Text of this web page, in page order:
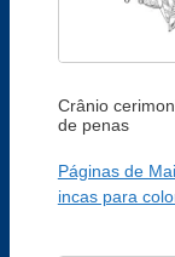
Crânio
de penas
Páginas de
incas para